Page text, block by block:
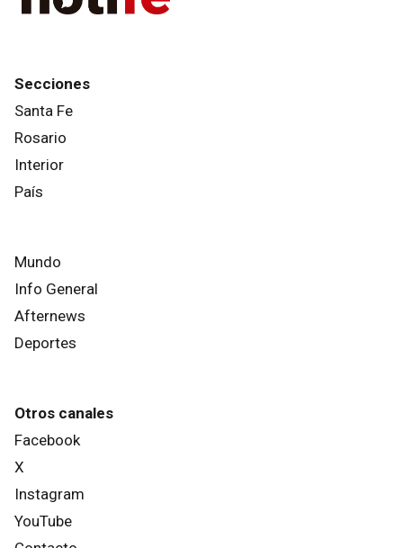
Secciones
Santa Fe
Rosario
Interior
País
Mundo
Info General
Afternews
Deportes
Otros canales
Facebook
X
Instagram
YouTube